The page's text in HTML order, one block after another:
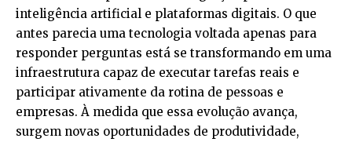
inteligência artificial e plataformas digitais. O que
antes parecia uma tecnologia voltada apenas para
responder perguntas está se transformando em uma
infraestrutura capaz de executar tarefas reais e
participar ativamente da rotina de pessoas e
empresas. À medida que essa evolução avança,
surgem novas oportunidades de produtividade,